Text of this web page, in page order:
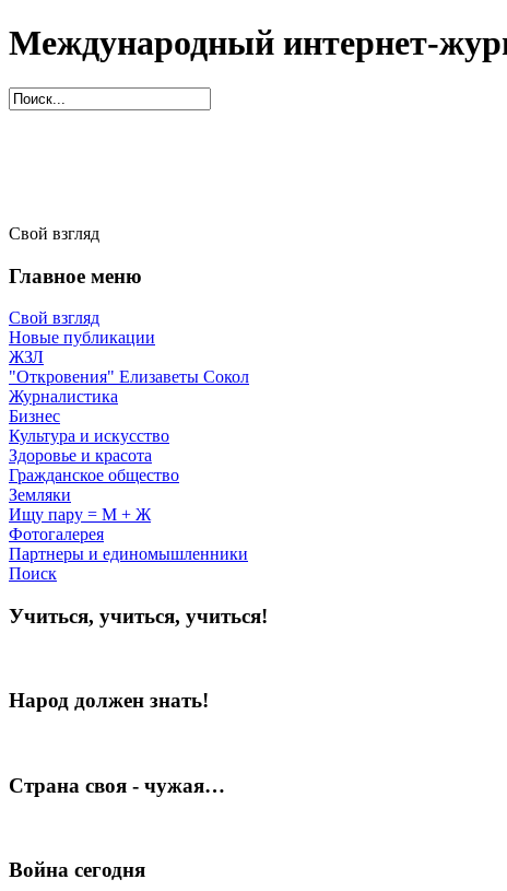
Международный интернет-
Свой взгляд
Главное меню
Свой взгляд
Новые публикации
ЖЗЛ
"Откровения" Елизаветы Сокол
Журналистика
Бизнес
Культура и искусство
Здоровье и красота
Гражданское общество
Земляки
Ищу пару = М + Ж
Фотогалерея
Партнеры и единомышленники
Поиск
Учиться, учиться, учиться!
Народ должен знать!
Страна своя - чужая…
Война сегодня